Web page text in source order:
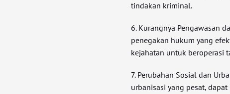
tindakan kriminal.
6. Kurangnya Pengawasan
penegakan hukum yang
kejahatan untuk beroperasi
7. Perubahan Sosial dan
urbanisasi yang pesat,